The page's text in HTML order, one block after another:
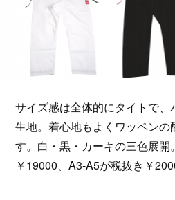
サイズ感は全体的にタイトで
生地。着心地もよくワッペン
す。白・黒・カーキの三色展開
￥19000、A3-A5が税抜き￥